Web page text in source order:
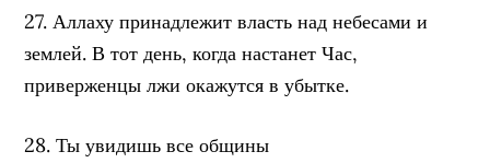
27. Аллаху принадлежит власть над небесами и
землей. В тот день, когда настанет Час,
приверженцы лжи окажутся в убытке.
28. Ты увидишь все общины